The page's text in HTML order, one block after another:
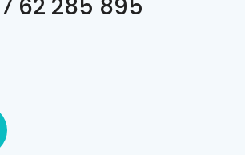
62 285 895